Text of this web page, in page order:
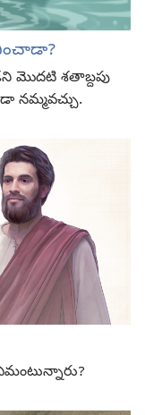
మొదటి శతాబ్దపు
నమ్మవచ్చు.